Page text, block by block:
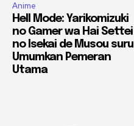
Anime
Hell Mode: Yarikomizuki
no Gamer wa Hai Settei
no Isekai de Musou suru
Umumkan Pemeran
Utama